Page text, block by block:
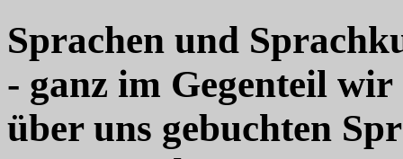
Sprachen und
- ganz im Gegenteil
über uns gebuchten